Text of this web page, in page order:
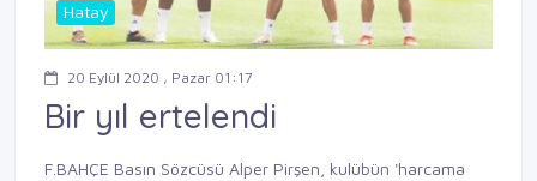
Hatay
20 Eylül 2020 , Pazar 01:17
Bir yıl ertelendi
F.BAHÇE Basın Sözcüsü Alper Pirşen, kulübün 'harcama